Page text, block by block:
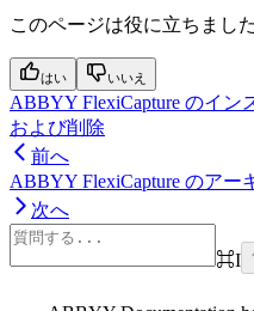
このページは役に立ちまし
はい いいえ
ABBYY FlexiCapture のイン
および削除
前へ
ABBYY FlexiCapture のアー
次へ
⌘I